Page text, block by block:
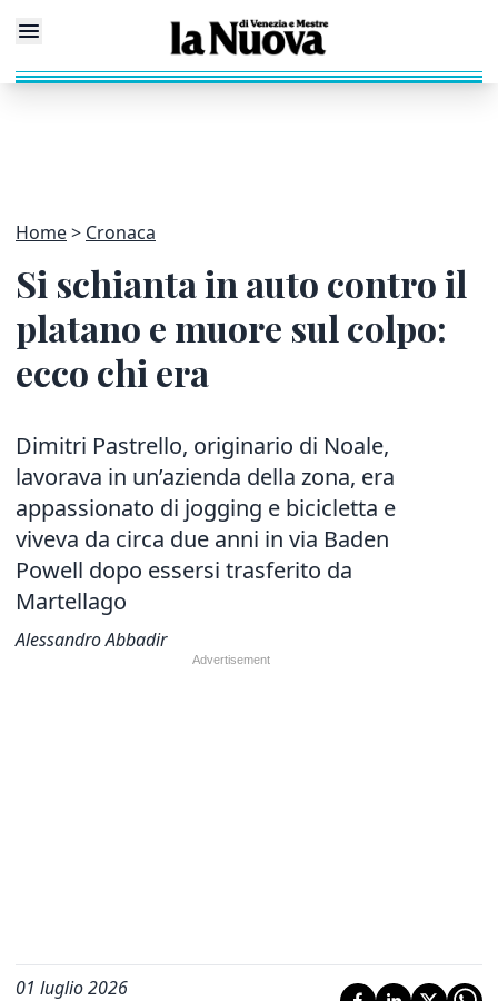
Home Cronaca
Si schianta in auto contro il
platano e muore sul colpo:
ecco chi era
Dimitri Pastrello, originario di Noale,
lavorava in un’azienda della zona, era
appassionato di jogging e bicicletta e
viveva da circa due anni in via Baden
Powell dopo essersi trasferito da
Martellago
Alessandro Abbadir
01 luglio 2026